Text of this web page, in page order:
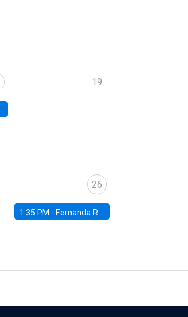
19
26
1:35 PM - Fernanda Rojas Ampuero, University of Wisconsin-Madison